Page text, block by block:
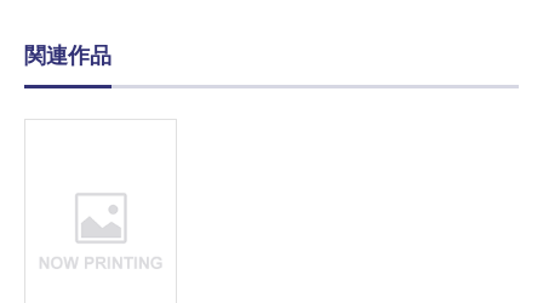
関連作品